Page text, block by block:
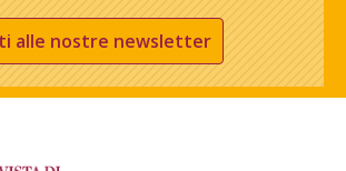
alle nostre newsletter